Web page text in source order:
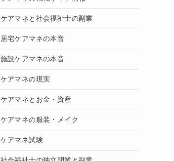
ケアマネと社会福祉士の副業
居宅ケアマネの本音
施設ケアマネの本音
ケアマネの現実
ケアマネとお金・資産
ケアマネの服装・メイク
ケアマネ試験